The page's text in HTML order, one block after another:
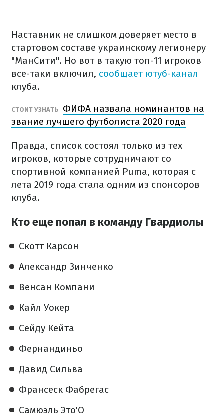
Наставник не слишком доверяет место в
стартовом составе украинскому легионеру
"МанСити". Но вот в такую топ-11 игроков
все-таки включил, сообщает ютуб-канал
клуба.
СТОИТ УЗНАТЬ
ФИФА назвала номинантов на
звание лучшего футболиста 2020 года
Правда, список состоял только из тех
игроков, которые сотрудничают со
спортивной компанией Puma, которая с
лета 2019 года стала одним из спонсоров
клуба.
Кто еще попал в команду Гвардиолы
Скотт Карсон
Александр Зинченко
Венсан Компани
Кайл Уокер
Сейду Кейта
Фернандиньо
Давид Сильва
Франсеск Фабрегас
Самюэль Это'О